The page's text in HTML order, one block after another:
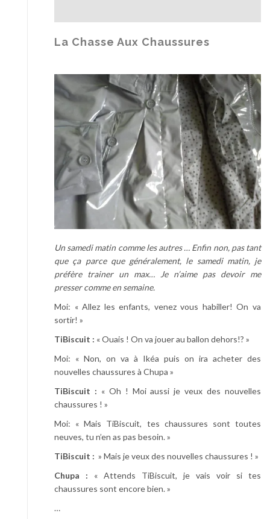
s
L
k
s
’
A
u
t
m
n
c
e
z
O
k
i
La Chasse Aux Chaussures
Un samedi matin comme les autres … Enfin non, pas tant
que ça parce que généralement, le samedi matin, je
préfère trainer un max… Je n’aime pas devoir me
presser comme en semaine.
Moi: « Allez les enfants, venez vous habiller! On va
sortir! »
TiBiscuit : « Ouais ! On va jouer au ballon dehors!? »
Moi: « Non, on va à Ikéa puis on ira acheter des
nouvelles chaussures à Chupa »
TiBiscuit : « Oh ! Moi aussi je veux des nouvelles
chaussures ! »
Moi: « Mais TiBiscuit, tes chaussures sont toutes
neuves, tu n’en as pas besoin. »
TiBiscuit : » Mais je veux des nouvelles chaussures ! »
Chupa : « Attends TiBiscuit, je vais voir si tes
chaussures sont encore bien. »
…